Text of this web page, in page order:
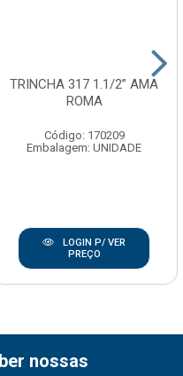
TRINCHA 317 1.1/2” AMA
ROMA
Código: 170209
Embalagem: UNIDADE
LOGIN P/ VER
PREÇO
nossas